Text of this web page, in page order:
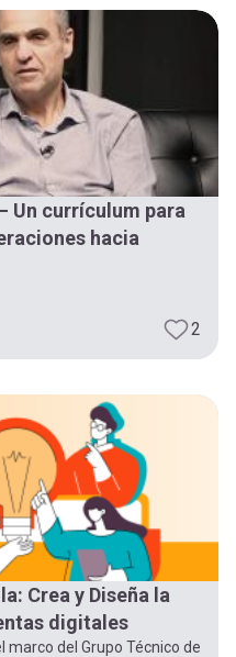
Un currículum para
hacia
2
Crea y Diseña la
digitales
marco del Grupo Técnico de